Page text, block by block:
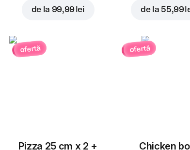
de la 99,99 lei de la 55,99
ofertă
Pizza 25 cm x 2 +
ofertă
Chicken